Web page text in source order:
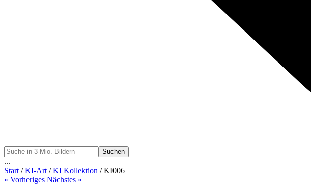
Suchen
...
Start/KI-Art/KI Kollektion / KI006
« Vorheriges Nächstes »